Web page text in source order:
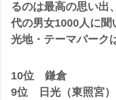
るのは最高の思い出
代の男女1000人に
光地・テーマパーク
10位 鎌倉
9位 日光（東照宮）